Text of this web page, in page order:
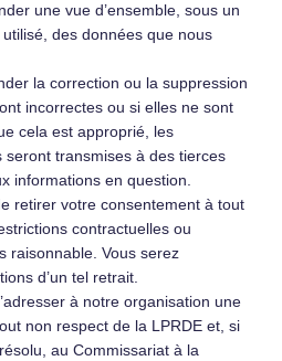
une vue d’ensemble, sous un
des données que nous
la correction ou la suppression
incorrectes ou si elles ne sont
cela est approprié, les
seront transmises à des tierces
informations en question.
retirer votre consentement à tout
contractuelles ou
raisonnable. Vous serez
d’un tel retrait.
à notre organisation une
non respect de la LPRDE et, si
au Commissariat à la